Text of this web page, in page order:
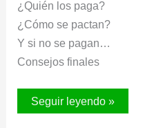
¿Quién los paga?
¿Cómo se pactan?
Y si no se pagan…
Consejos finales
EN
EL
Seguir leyendo »